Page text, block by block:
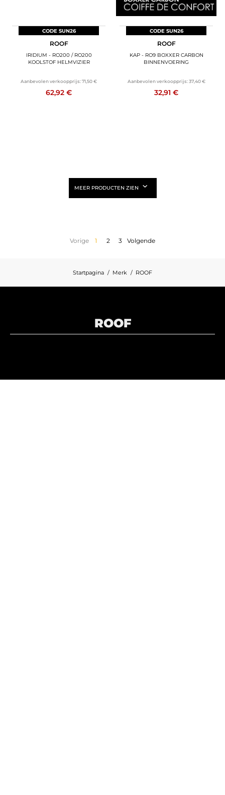
CODE SUN26
ROOF
IRIDIUM - RO200 / RO200
KOOLSTOF HELMVIZIER
Aanbevolen verkoopprijs:71,50 €
62,92 €
CODE SUN26
ROOF
KAP - RO9 BOXXER CARBON
BINNENVOERING
Aanbevolen verkoopprijs: 37,40 €
32,91 €
MEER PRODUCTEN ZIEN
Vorige 1 2 3 Volgende
Startpagina Merk ROOF
ROOF